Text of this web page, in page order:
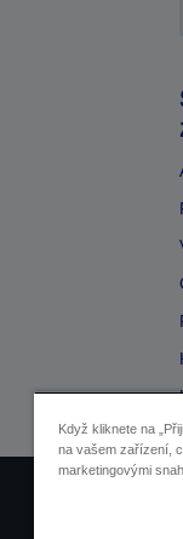
Když kliknete na
na vašem zařízení,
marketingovými